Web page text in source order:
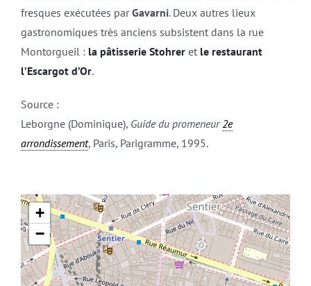
fresques exécutées parGavarni. Deux autres lieux
gastronomiques très anciens subsistent dans la rue
Montorgueil : la pâtisserie Stohreret le restaurant
l’Escargot d’Or.
Source :
Leborgne (Dominique), Guide du promeneur 2e
arrondissement, Paris, Parigramme, 1995.
+
−